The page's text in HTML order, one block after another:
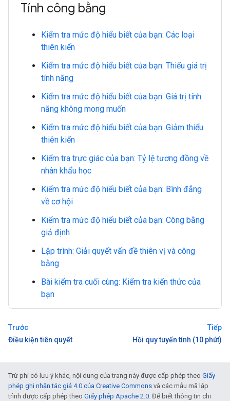
Tính công bằng
Kiểm tra mức độ hiểu biết của bạn: Các loại
thiên kiến
Kiểm tra mức độ hiểu biết của bạn: Thiếu giá trị
tính năng
Kiểm tra mức độ hiểu biết của bạn: Giá trị tính
năng không mong muốn
Kiểm tra mức độ hiểu biết của bạn: Giảm thiểu
thiên kiến
Kiểm tra trực giác của bạn: Tỷ lệ tương đồng về
nhân khẩu học
Kiểm tra mức độ hiểu biết của bạn: Bình đẳng
về cơ hội
Kiểm tra mức độ hiểu biết của bạn: Công bằng
giả định
Lập trình: Giải quyết vấn đề thiên vị và công
bằng
Bài kiểm tra cuối cùng: Kiểm tra kiến thức của
bạn
Trước
Điều kiện tiên quyết
Tiếp
Hồi quy tuyến tính (10 phút)
Trừ phi có lưu ý khác, nội dung của trang này được cấp phép theo Giấy
phép ghi nhận tác giả 4.0 của Creative Commons và các mẫu mã lập
trình được cấp phép theo Giấy phép Apache 2.0. Để biết thông tin chi